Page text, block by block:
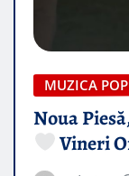
MUZICA
Noua
Vineri